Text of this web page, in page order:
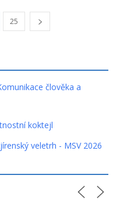
25
člověka a
koktejl
veletrh - MSV 2026